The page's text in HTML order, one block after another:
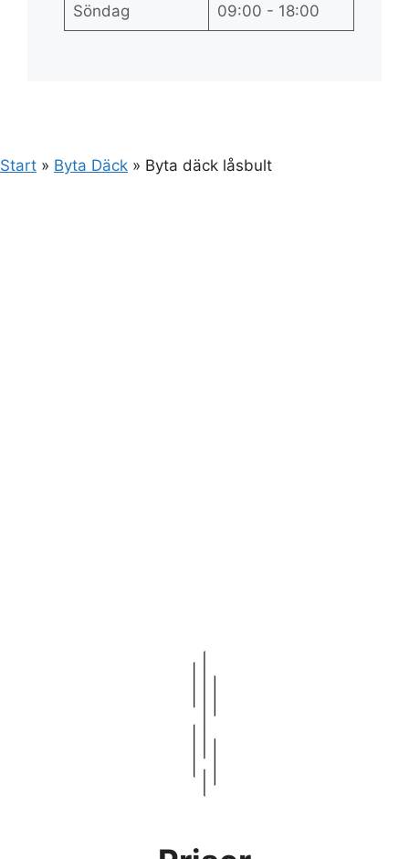
Söndag 09:00 - 18:00
Start » Byta Däck » Byta däck låsbult